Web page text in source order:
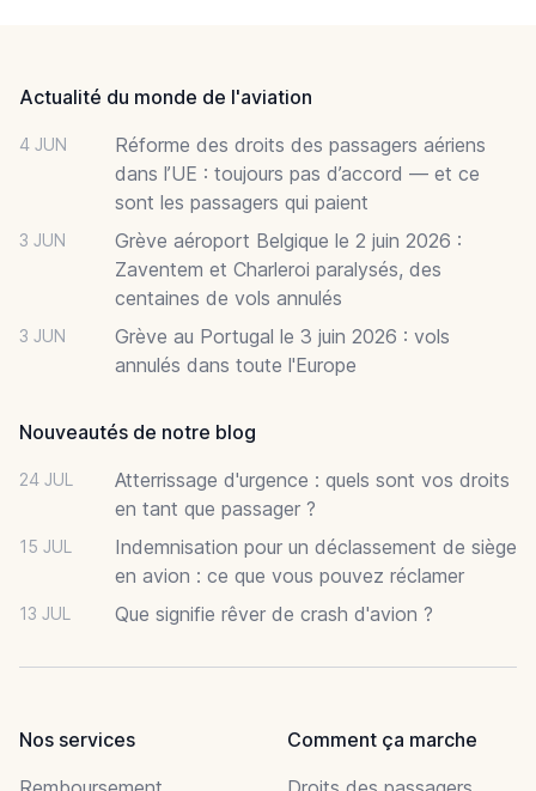
Actualité du monde de l'aviation
4 JUN
Réforme des droits des passagers aériens
dans l’UE : toujours pas d’accord — et ce
sont les passagers qui paient
3 JUN
Grève aéroport Belgique le 2 juin 2026 :
Zaventem et Charleroi paralysés, des
centaines de vols annulés
3 JUN
Grève au Portugal le 3 juin 2026 : vols
annulés dans toute l'Europe
Nouveautés de notre blog
24 JUL
Atterrissage d'urgence : quels sont vos droits
en tant que passager ?
15 JUL
Indemnisation pour un déclassement de siège
en avion : ce que vous pouvez réclamer
13 JUL Que signifie rêver de crash d'avion ?
Nos services
Comment ça marche